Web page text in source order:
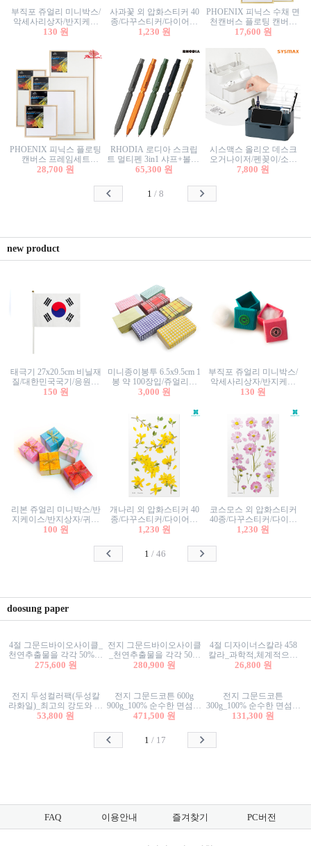
부직포 쥬얼리 미니박스/
악세사리상자/반지케이
스/반지상자/귀걸이상자/
130 원
사과꽃 외 압화스티커 40
종/다꾸스티커/다이어리
꾸미기/꽃스티커/자연물
1,230 원
PHOENIX 피닉스 수채 면
천캔버스 플로팅 캔버스
프레임세트 30x30cm/액자
17,600 원
PHOENIX 피닉스 플로팅
캔버스 프레임세트
50x50cm/액자캔버스/인테
28,700 원
RHODIA 로디아 스크립
트 멀티펜 3in1 샤프+볼펜/
무광택 알루미늄 육각배
65,300 원
시스맥스 올리오 데스크
오거나이저/펜꽂이/소품
꽂이/소품함/정리함/수납
7,800 원
1 / 8
new product
태극기 27x20.5cm 비닐재
질/대한민국국기/응원깃
발/행사깃발
150 원
미니종이봉투 6.5x9.5cm 1
봉 약 100장입/쥬얼리봉
투/증명사진봉투/악세사
3,000 원
부직포 쥬얼리 미니박스/
악세사리상자/반지케이
스/반지상자/귀걸이상자/
130 원
리본 쥬얼리 미니박스/반
지케이스/반지상자/귀걸
이상자/귀걸이박스/악세
100 원
개나리 외 압화스티커 40
종/다꾸스티커/다이어리
꾸미기/꽃스티커/자연물
1,230 원
코스모스 외 압화스티커
40종/다꾸스티커/다이어
리꾸미기/꽃스티커/자연
1,230 원
1 /46
doosung paper
4절 그문드바이오사이클_
천연추출물을 각각 50%이
상 함유한 친환경그래픽
275,600 원
전지 그문드바이오사이클
_천연추출물을 각각 50%
이상 함유한 친환경그래
280,900 원
4절 디자이너스칼라 458
칼라_과학적,체계적으로
분류된 200색을 갖춘 색지
26,800 원
전지 두성컬러팩(두성칼
라화일)_최고의 강도와 평
활성을 지닌 다양한 컬러
53,800 원
전지 그문드코튼 600g
900g_100% 순수한 면섬유
로 만든 친환경프리미엄
471,500 원
전지 그문드코튼
300g_100% 순수한 면섬유
로 만든 친환경프리미엄
131,300 원
1 / 17
FAQ 이용안내 즐겨찾기 PC버전